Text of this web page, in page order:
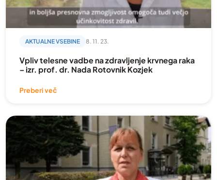
AKTUALNE VSEBINE 8. 11. 23.
Vpliv telesne vadbe na zdravljenje krvnega raka
– izr. prof. dr. Nada Rotovnik Kozjek
Preberi več